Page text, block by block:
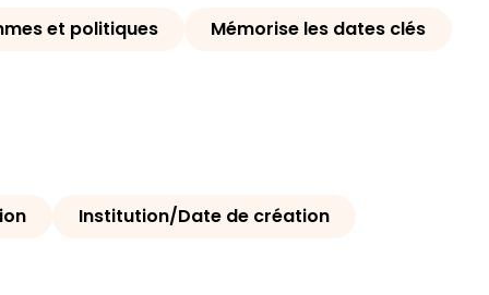
et politiques Mémorise les dates clés
Institution/Date de création